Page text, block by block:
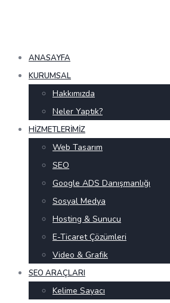
ANASAYFA
KURUMSAL
Hakkımızda
Neler Yaptık?
HIZMETLERIMIZ
Web Tasarım
SEO
Google ADS Danışmanlığı
Sosyal Medya
Hosting & Sunucu
E-Ticaret Çözümleri
Video & Grafik
SEO ARAÇLARI
Kelime Sayacı